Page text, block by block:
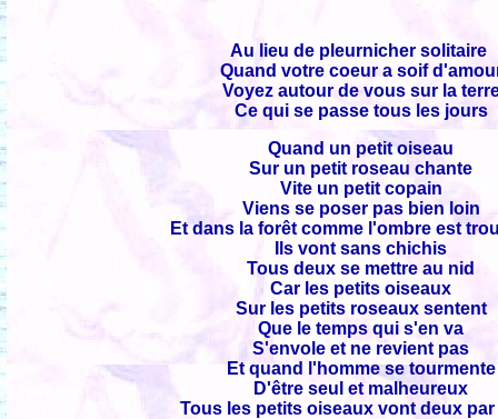
Au lieu de pleurnicher solitaire
Quand votre coeur a soif
Voyez autour de vous sur la
Ce qui se passe tous les jours
Quand un petit oiseau
Sur un petit roseau chante
Vite un petit copain
Viens se poser pas bien loin
Et dans la forêt comme l'ombre est
Ils vont sans chichis
Tous deux se mettre au nid
Car les petits oiseaux
Sur les petits roseaux sentent
Que le temps qui s'en va
S'envole et ne revient pas
Et quand l'homme se tourmente
D'être seul et malheureux
Tous les petits oiseaux vont deux